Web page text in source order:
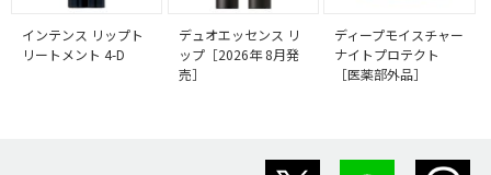
インテンス リップト
リートメント 4-D
デュオエッセンス リ
ップ［2026年 8月発
売］
ディープモイスチャー
ナイトプロテクト
［医薬部外品］